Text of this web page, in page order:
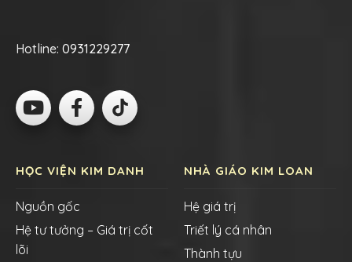
Hotline: 0931229277
HỌC VIỆN KIM DANH
Nguồn gốc
Hệ tư tưởng – Giá trị cốt
lõi
NHÀ GIÁO KIM LOAN
Hệ giá trị
Triết lý cá nhân
Thành tựu